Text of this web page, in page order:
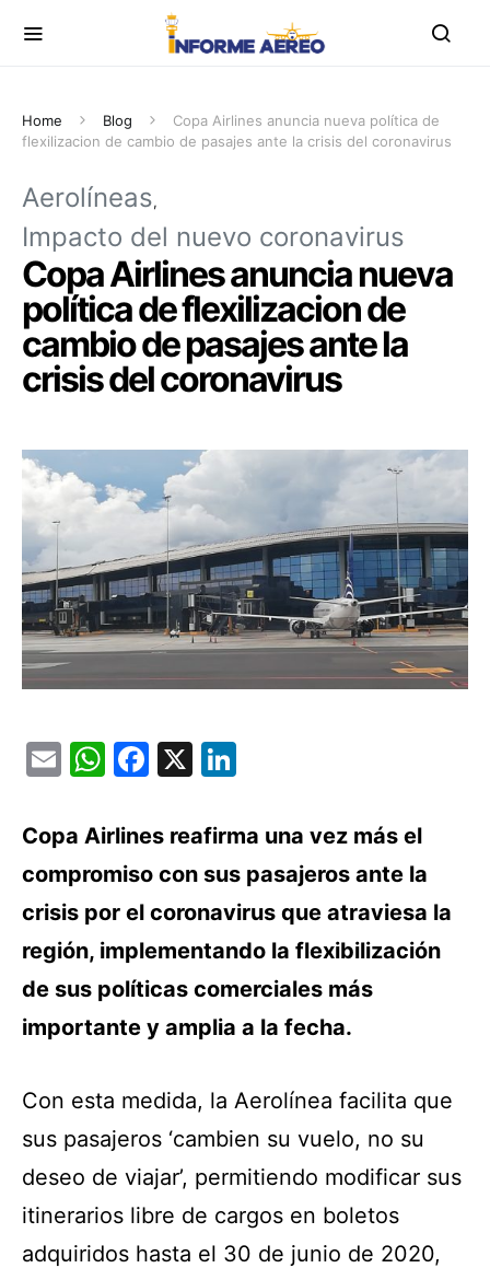
Home Blog
Copa Airlines anuncia nueva política de
flexilizacion de cambio de pasajes ante la crisis del coronavirus
Aerolíneas
Impacto del nuevo coronavirus
Copa Airlines anuncia nueva
política de flexilizacion de
cambio de pasajes ante la
crisis del coronavirus
EmailWhatsApp
Facebook
X
Copa Airlines reafirma una vez más el
compromiso con sus pasajeros ante la
crisis por el coronavirus que atraviesa la
región, implementando la flexibilización
de sus políticas comerciales más
importante y amplia a la fecha.
Con esta medida, la Aerolínea facilita que
sus pasajeros ‘cambien su vuelo, no su
deseo de viajar’, permitiendo modificar sus
itinerarios libre de cargos en boletos
adquiridos hasta el 30 de junio de 2020,